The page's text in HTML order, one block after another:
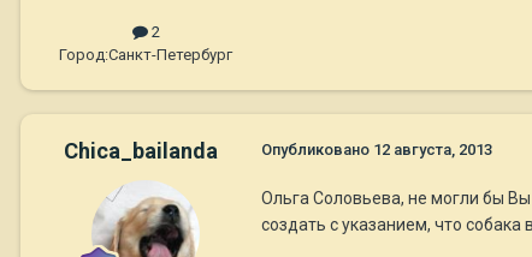
2
Город:Санкт-Петербург
Chica_bailanda Опубликовано 12 августа, 2013
Ольга Соловьева, не могли бы
создать с указанием, что